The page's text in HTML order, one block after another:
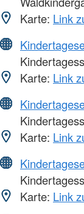
Karte: Link
Karte: Link
Karte: Link
Karte: Link